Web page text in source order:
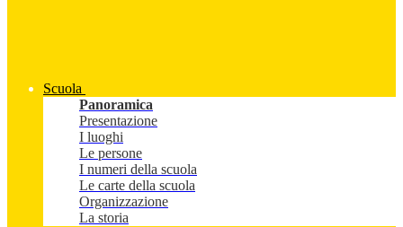
Scuola
Panoramica
Presentazione
I luoghi
Le persone
I numeri della scuola
Le carte della scuola
Organizzazione
La storia